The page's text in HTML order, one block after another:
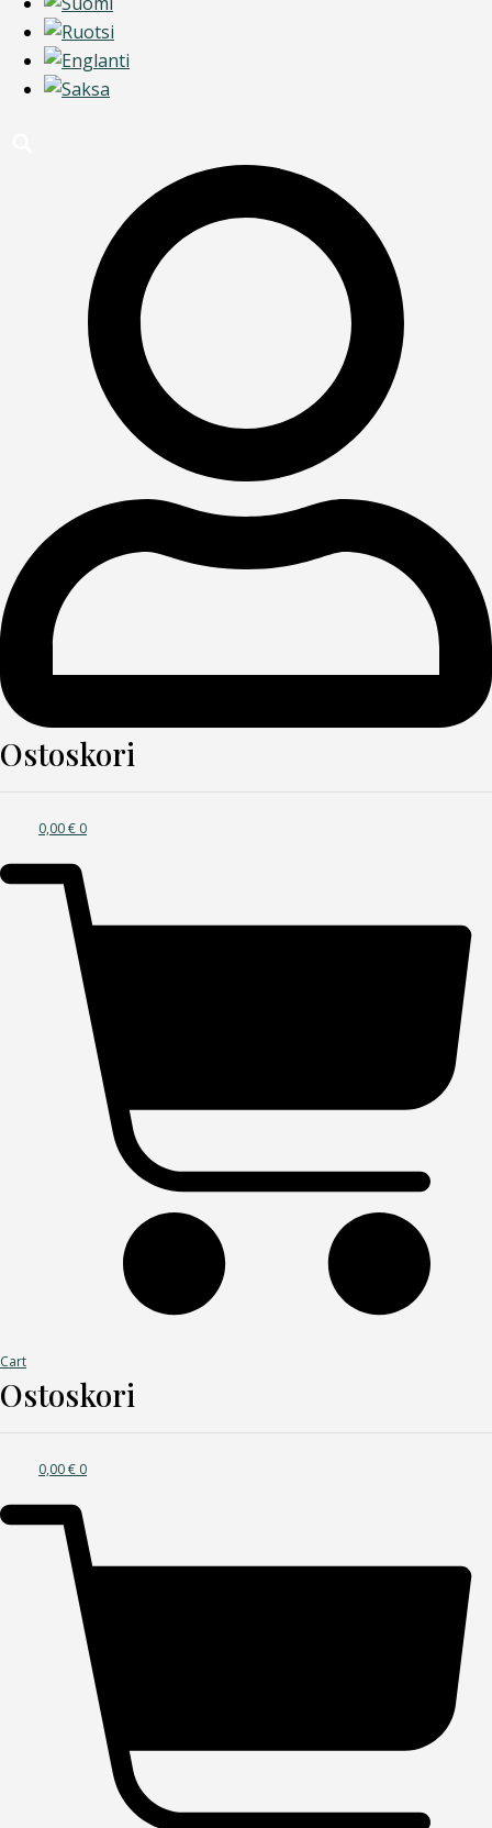
Ostoskori
0,00€ 0
Cart
Ostoskori
0,00€ 0